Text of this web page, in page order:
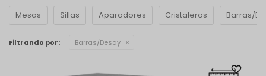
Mesas Sillas Aparadores Cristaleros Barras/
Filtrando por: Barras/Desay